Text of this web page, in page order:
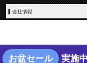
会社情報
お盆セール 実施中